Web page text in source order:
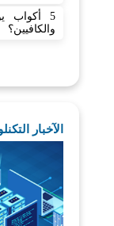
5 أكواب
والكافيين؟
الآخبار